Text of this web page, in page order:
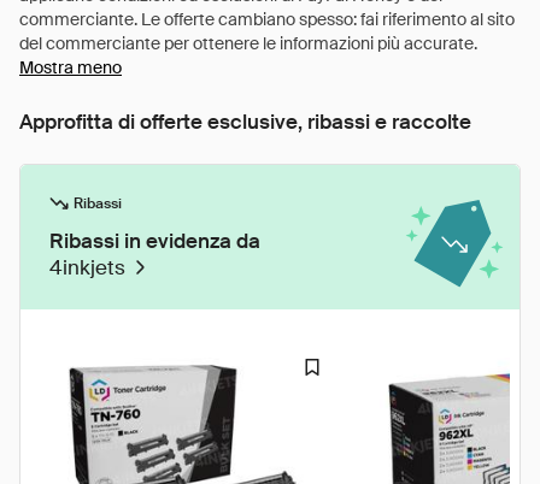
Mostra meno
Approfitta di offerte esclusive, ribassi e raccolte
Ribassi
Ribassi in evidenza da
4inkjets